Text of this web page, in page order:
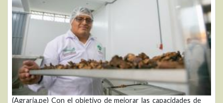
(Agraria.pe) Con el objetivo de mejorar las capacidades de